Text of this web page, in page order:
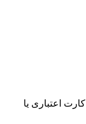
اعتباری یا